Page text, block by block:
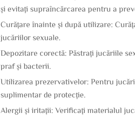
și evitați supraîncărcarea pentru a
Curățare înainte și după utilizare:
jucăriilor sexuale.
Depozitare corectă: Păstrați jucăriile
praf și bacterii.
Utilizarea prezervativelor: Pentru
suplimentar de protecție.
Alergii și iritații: Verificați materialul